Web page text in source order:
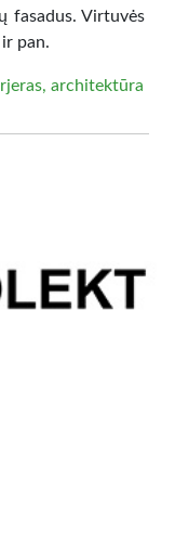
fasadus. Virtuvės
pan.
architektūra